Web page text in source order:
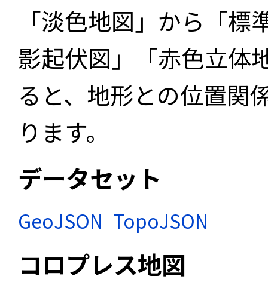
「淡色地図」から「
影起伏図」「赤色立体
ると、地形との位置関
ります。
データセット
GeoJSON TopoJSON
コロプレス地図